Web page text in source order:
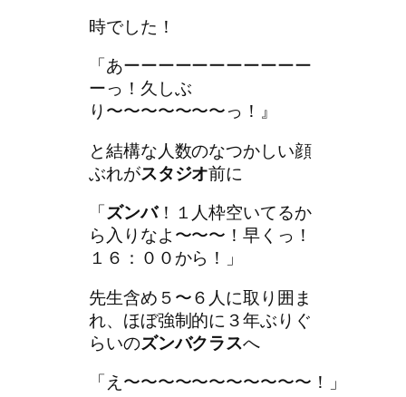
時でした！
「あーーーーーーーーーーー
ーっ！久しぶ
り〜〜〜〜〜〜〜っ！』
と結構な人数のなつかしい顔
ぶれがスタジオ前に
「ズンバ！１人枠空いてるか
ら入りなよ〜〜〜！早くっ！
１６：００から！」
先生含め５〜６人に取り囲ま
れ、ほぼ強制的に３年ぶりぐ
らいのズンバクラスへ
「え〜〜〜〜〜〜〜〜〜〜〜！」